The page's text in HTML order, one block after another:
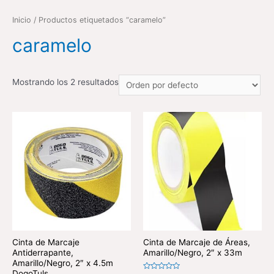
Inicio / Productos etiquetados “caramelo”
caramelo
Mostrando los 2 resultados
Cinta de Marcaje
Antiderrapante,
Amarillo/Negro, 2″ x 4.5m
Cinta de Marcaje de Áreas,
Amarillo/Negro, 2″ x 33m